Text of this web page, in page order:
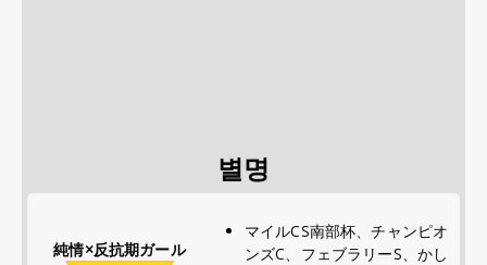
별명
純情×反抗期ガール
マイルCS南部杯、チャンピオ
ンズC、フェブラリーS、かし